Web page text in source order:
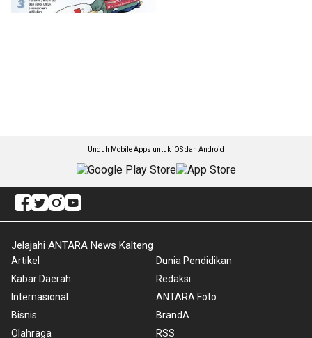
Unduh Mobile Apps untuk iOS dan Android
Jelajahi ANTARA News Kalteng
Artikel
Kabar Daerah
Internasional
Bisnis
Olahraga
Dunia Pendidikan
Redaksi
ANTARA Foto
BrandA
RSS